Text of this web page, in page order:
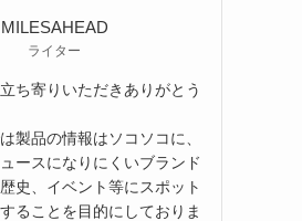
MILESAHEAD
ライター
ち寄りいただきありがとう
製品の情報はソコソコに、
ースになりにくいブランド
史、イベント等にスポット
ることを目的にしておりま